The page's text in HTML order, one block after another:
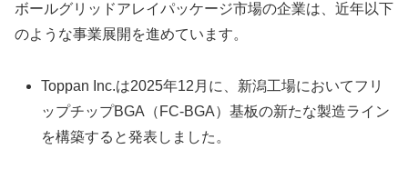
ボールグリッドアレイパッケージ市場の企業は、近年以下
のような事業展開を進めています。
Toppan Inc.は2025年12月に、新潟工場においてフリ
ップチップBGA（FC-BGA）基板の新たな製造ライン
を構築すると発表しました。